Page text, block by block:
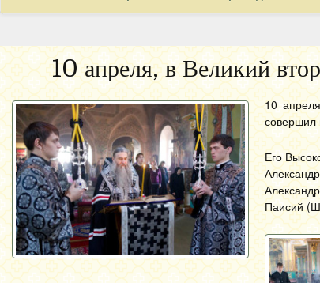
10 апреля, в Великий
10
совершил
Его
Паисий